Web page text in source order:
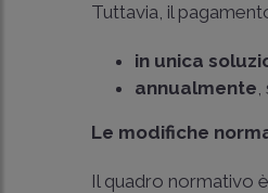
Tuttavia, il
in unica
annualmente,
Le modifiche
Il quadro normativo